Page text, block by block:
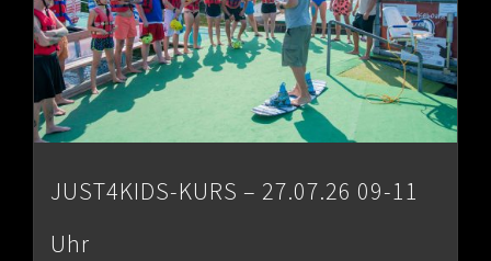
JUST4KIDS-KURS – 27.07.26 09-11
Uhr